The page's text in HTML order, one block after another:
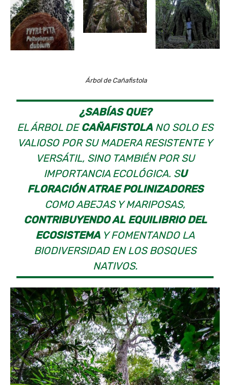
Árbol de Cañafistola
¿SABÍAS QUE?
EL ÁRBOL DECAÑAFISTOLANO SOLO ES
VALIOSO POR SU MADERA RESISTENTE Y
VERSÁTIL, SINO TAMBIÉN POR SU
IMPORTANCIA ECOLÓGICA. SU
FLORACIÓN ATRAE POLINIZADORES
COMO ABEJAS Y MARIPOSAS,
CONTRIBUYENDO AL EQUILIBRIO DEL
ECOSISTEMAY FOMENTANDO LA
BIODIVERSIDAD EN LOS BOSQUES
NATIVOS.